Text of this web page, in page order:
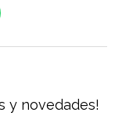
y novedades!